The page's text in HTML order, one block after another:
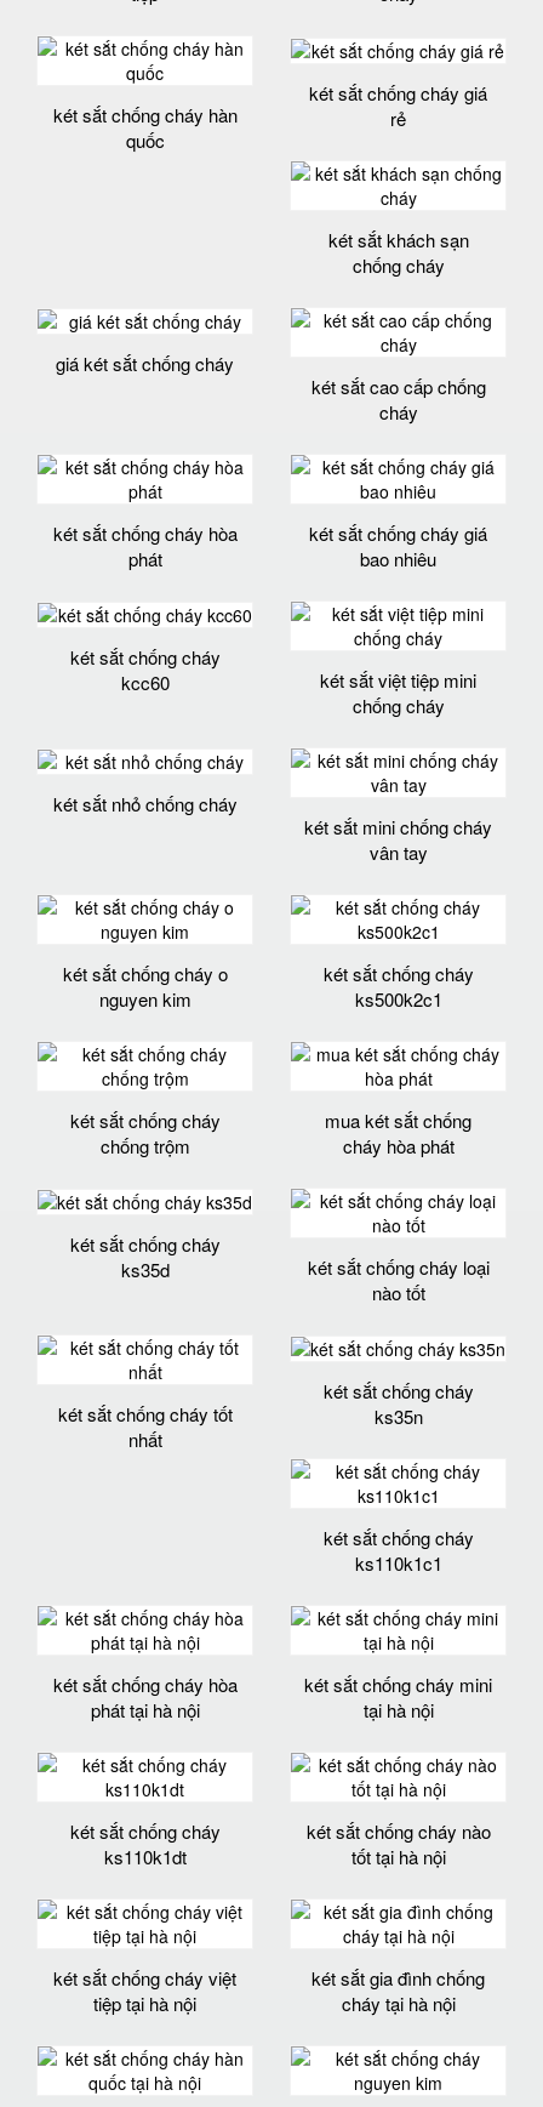
két sắt chống cháy hàn
quốc
két sắt chống cháy giá
rẻ
két sắt khách sạn
chống cháy
giá két sắt chống cháy
két sắt cao cấp chống
cháy
két sắt chống cháy hòa
phát
két sắt chống cháy giá
bao nhiêu
két sắt chống cháy
kcc60
két sắt việt tiệp mini
chống cháy
két sắt nhỏ chống cháy
két sắt mini chống cháy
vân tay
két sắt chống cháy o
nguyen kim
két sắt chống cháy
ks500k2c1
két sắt chống cháy
chống trộm
mua két sắt chống
cháy hòa phát
két sắt chống cháy
ks35d
két sắt chống cháy loại
nào tốt
két sắt chống cháy tốt
nhất
két sắt chống cháy
ks35n
két sắt chống cháy
ks110k1c1
két sắt chống cháy hòa
phát tại hà nội
két sắt chống cháy mini
tại hà nội
két sắt chống cháy
ks110k1dt
két sắt chống cháy nào
tốt tại hà nội
két sắt chống cháy việt
tiệp tại hà nội
két sắt gia đình chống
cháy tại hà nội